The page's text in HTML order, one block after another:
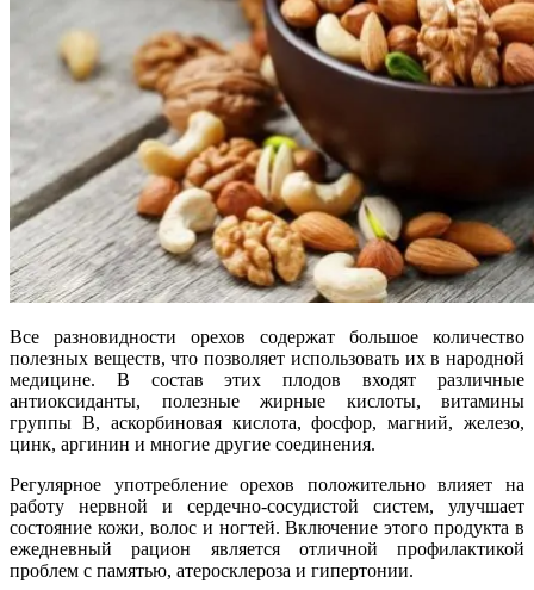
Все разновидности орехов содержат большое количество
полезных веществ, что позволяет использовать их в народной
медицине. В состав этих плодов входят различные
антиоксиданты, полезные жирные кислоты, витамины
группы В, аскорбиновая кислота, фосфор, магний, железо,
цинк, аргинин и многие другие соединения.
Регулярное употребление орехов положительно влияет на
работу нервной и сердечно-сосудистой систем, улучшает
состояние кожи, волос и ногтей. Включение этого продукта в
ежедневный рацион является отличной профилактикой
проблем с памятью, атеросклероза и гипертонии.